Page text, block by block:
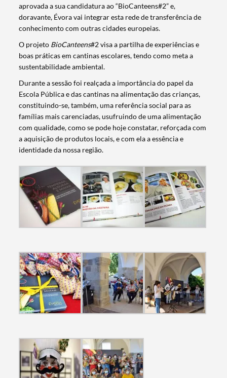
Termo de Pesquisa
Categorias gerais
Filtros
aprovada a sua candidatura ao “BioCanteens#2” e,
doravante, Évora vai integrar esta rede de transferência de
conhecimento com outras cidades europeias.
O projeto BioCanteens#2 visa a partilha de experiências e
boas práticas em cantinas escolares, tendo como meta a
sustentabilidade ambiental.
Durante a sessão foi realçada a importância do papel da
Escola Pública e das cantinas na alimentação das crianças,
constituindo-se, também, uma referência social para as
famílias mais carenciadas, usufruindo de uma alimentação
com qualidade, como se pode hoje constatar, reforçada com
a aquisição de produtos locais, e com ela a essência e
identidade da nossa região.